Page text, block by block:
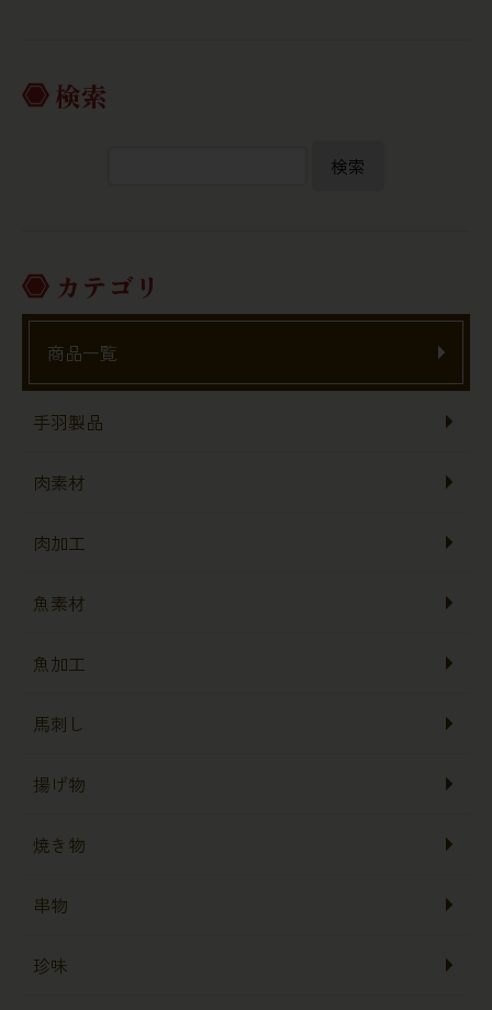
検索
検索
カテゴリ
商品一覧
手羽製品
肉素材
肉加工
魚素材
魚加工
馬刺し
揚げ物
焼き物
串物
珍味